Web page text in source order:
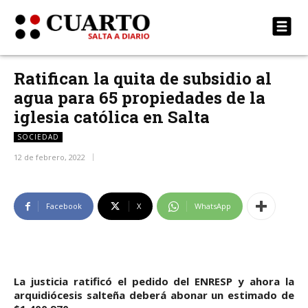
Ratifican la quita de subsidio al
agua para 65 propiedades de la
iglesia católica en Salta
SOCIEDAD
12 de febrero, 2022
Facebook X WhatsApp
La justicia ratificó el pedido del ENRESP y ahora la
arquidiócesis salteña deberá abonar un estimado de